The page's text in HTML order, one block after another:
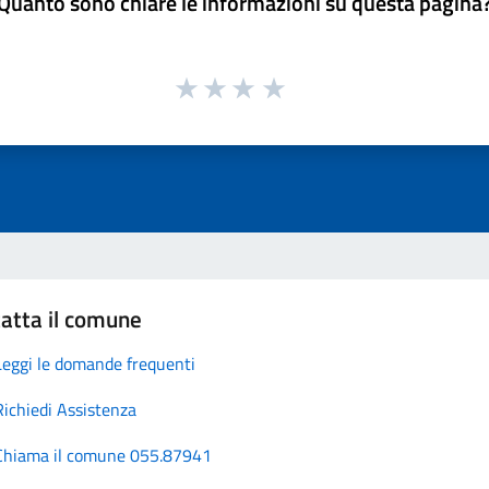
il comune
le domande frequenti
Assistenza
il comune 055.87941